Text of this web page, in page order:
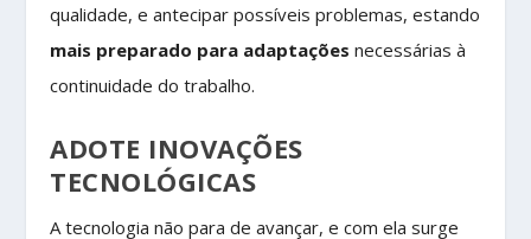
qualidade, e antecipar possíveis problemas, estando
mais preparado para adaptações necessárias à
continuidade do trabalho.
ADOTE INOVAÇÕES
TECNOLÓGICAS
A tecnologia não para de avançar, e com ela surge